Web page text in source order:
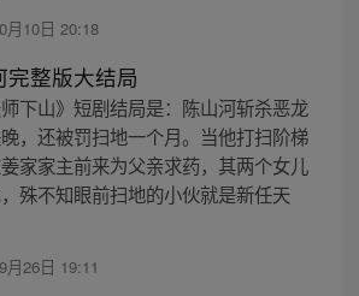
月10日 20:18
整版大结局
下山》短剧结局是：陈山河斩杀恶龙
，还被罚扫地一个月。当他打扫阶梯
家家主前来为父亲求药，其两个女儿
殊不知眼前扫地的小伙就是新任天
月26日 19:11